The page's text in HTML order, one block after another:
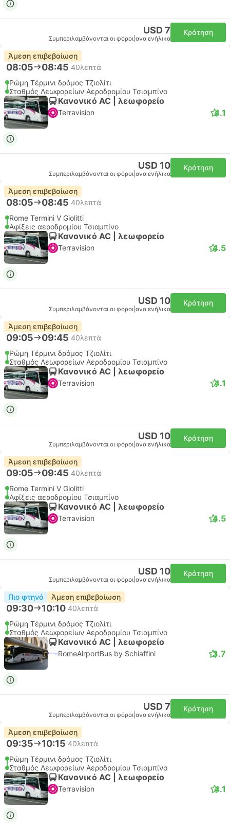
USD 7
Συμπεριλαμβάνονται οι φόροι ανα ενήλικα
Κράτηση
Άμεση επιβεβαίωση
08:05 08:45 40λεπτά
Ρώμη Τέρμινι δρόμος Τζιολίτι
Σταθμός Λεωφορείων Αεροδρομίου Τσιαμπίνο
Κανονικό AC | λεωφορείο
Terravision 4.1
USD 10
Συμπεριλαμβάνονται οι φόροι ανα ενήλικα
Κράτηση
Άμεση επιβεβαίωση
08:05 08:45 40λεπτά
Rome Termini V Giolitti
Αφίξεις αεροδρομίου Τσιαμπίνο
Κανονικό AC | λεωφορείο
Terravision 4.5
USD 10
Συμπεριλαμβάνονται οι φόροι ανα ενήλικα
Κράτηση
Άμεση επιβεβαίωση
09:05 09:45 40λεπτά
Ρώμη Τέρμινι δρόμος Τζιολίτι
Σταθμός Λεωφορείων Αεροδρομίου Τσιαμπίνο
Κανονικό AC | λεωφορείο
Terravision 4.1
USD 10
Συμπεριλαμβάνονται οι φόροι ανα ενήλικα
Κράτηση
Άμεση επιβεβαίωση
09:05 09:45 40λεπτά
Rome Termini V Giolitti
Αφίξεις αεροδρομίου Τσιαμπίνο
Κανονικό AC | λεωφορείο
Terravision 4.5
USD 10
Συμπεριλαμβάνονται οι φόροι ανα ενήλικα
Κράτηση
Πιο φτηνό Άμεση επιβεβαίωση
09:30 10:10 40λεπτά
Ρώμη Τέρμινι δρόμος Τζιολίτι
Σταθμός Λεωφορείων Αεροδρομίου Τσιαμπίνο
Κανονικό AC | λεωφορείο
RomeAirportBus by Schiaffini 3.7
USD 7
Συμπεριλαμβάνονται οι φόροι ανα ενήλικα
Κράτηση
Άμεση επιβεβαίωση
09:35 10:15 40λεπτά
Ρώμη Τέρμινι δρόμος Τζιολίτι
Σταθμός Λεωφορείων Αεροδρομίου Τσιαμπίνο
Κανονικό AC | λεωφορείο
Terravision 4.1